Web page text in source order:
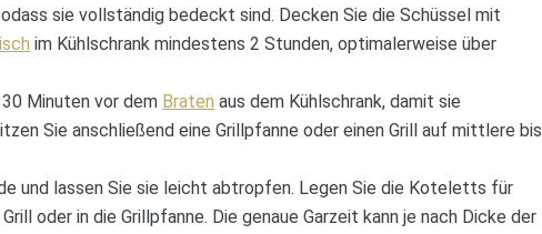
sie vollständig bedeckt sind. Decken Sie die Schüssel mit
im Kühlschrank mindestens 2 Stunden, optimalerweise über
Minuten vor dem Braten aus dem Kühlschrank, damit sie
Sie anschließend eine Grillpfanne oder einen Grill auf mittlere bis
und lassen Sie sie leicht abtropfen. Legen Sie die Koteletts für
oder in die Grillpfanne. Die genaue Garzeit kann je nach Dicke der